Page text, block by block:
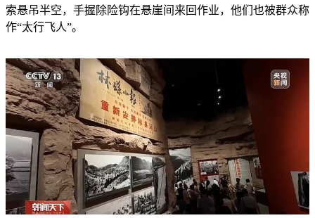
索悬吊半空，手握除险钩在悬崖间来回作业，他们也被群众称
作“太行飞人”。